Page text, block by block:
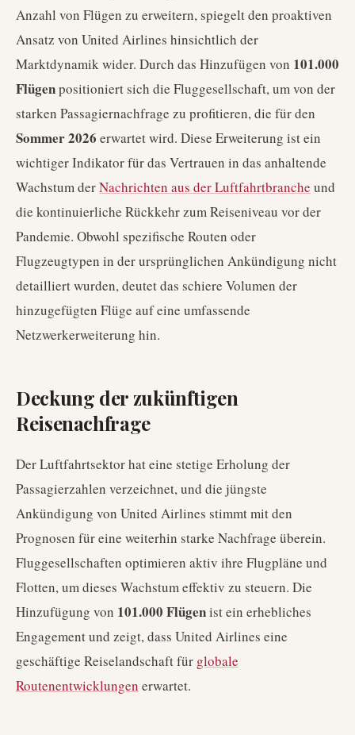
Anzahl von Flügen zu erweitern, spiegelt den proaktiven
Ansatz von United Airlines hinsichtlich der
Marktdynamik wider. Durch das Hinzufügen von 101.000
Flügenpositioniert sich die Fluggesellschaft, um von der
starken Passagiernachfrage zu profitieren, die für den
Sommer 2026 erwartet wird. Diese Erweiterung ist ein
wichtiger Indikator für das Vertrauen in das anhaltende
Wachstum derNachrichten aus der Luftfahrtbranche und
die kontinuierliche Rückkehr zum Reiseniveau vor der
Pandemie. Obwohl spezifische Routen oder
Flugzeugtypen in der ursprünglichen Ankündigung nicht
detailliert wurden, deutet das schiere Volumen der
hinzugefügten Flüge auf eine umfassende
Netzwerkerweiterung hin.
Deckung der zukünftigen
Reisenachfrage
Der Luftfahrtsektor hat eine stetige Erholung der
Passagierzahlen verzeichnet, und die jüngste
Ankündigung von United Airlines stimmt mit den
Prognosen für eine weiterhin starke Nachfrage überein.
Fluggesellschaften optimieren aktiv ihre Flugpläne und
Flotten, um dieses Wachstum effektiv zu steuern. Die
Hinzufügung von 101.000 Flügenist ein erhebliches
Engagement und zeigt, dass United Airlines eine
geschäftige Reiselandschaft für globale
Routenentwicklungen erwartet.